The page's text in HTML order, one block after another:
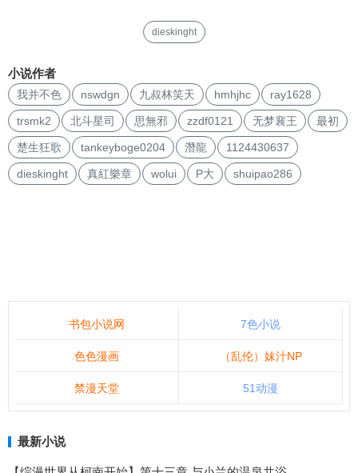
dieskinght
小说作者
我并不色 nswdgn 九叔林笑天 hmhjhc ray1628
trsmk2 北斗星司 思無邪 zzdf0121 无梦襄王 最初
楚生狂歌 tankeyboge0204 潛龍 1124430637
dieskinght 真紅樂章 wolui P大 shuipao286
书包小说网 7色小说
色色漫画 （乱伦）妹汁NP
禁漫天堂 51动漫
最新小说